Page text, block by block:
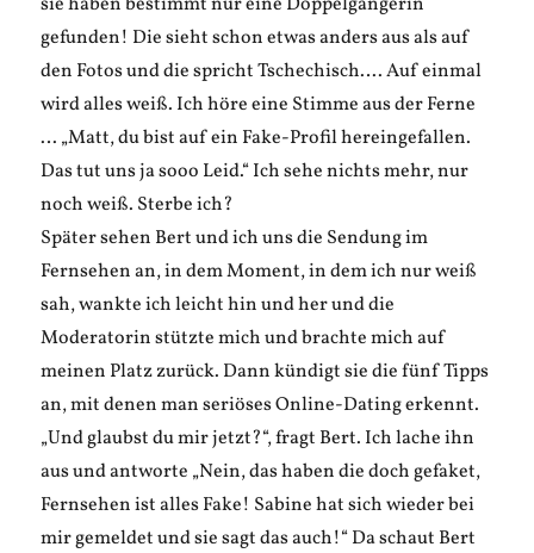
gefunden! Die sieht schon etwas anders aus als auf
den Fotos und die spricht Tschechisch…. Auf einmal
wird alles weiß. Ich höre eine Stimme aus der Ferne
… „Matt, du bist auf ein Fake-Profil hereingefallen.
Das tut uns ja sooo Leid.“ Ich sehe nichts mehr, nur
noch weiß. Sterbe ich?
Später sehen Bert und ich uns die Sendung im
Fernsehen an, in dem Moment, in dem ich nur weiß
sah, wankte ich leicht hin und her und die
Moderatorin stützte mich und brachte mich auf
meinen Platz zurück. Dann kündigt sie die fünf Tipps
an, mit denen man seriöses Online-Dating erkennt.
„Und glaubst du mir jetzt?“, fragt Bert. Ich lache ihn
aus und antworte „Nein, das haben die doch gefaket,
Fernsehen ist alles Fake! Sabine hat sich wieder bei
mir gemeldet und sie sagt das auch!“ Da schaut Bert